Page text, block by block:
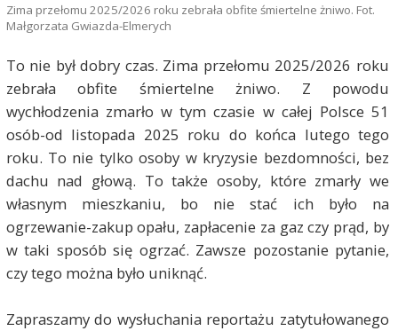
Zima przełomu 2025/2026 roku zebrała obfite śmiertelne żniwo. Fot.
Małgorzata Gwiazda-Elmerych
To nie był dobry czas. Zima przełomu 2025/2026 roku
zebrała obfite śmiertelne żniwo. Z powodu
wychłodzenia zmarło w tym czasie w całej Polsce 51
osób-od listopada 2025 roku do końca lutego tego
roku. To nie tylko osoby w kryzysie bezdomności, bez
dachu nad głową. To także osoby, które zmarły we
własnym mieszkaniu, bo nie stać ich było na
ogrzewanie-zakup opału, zapłacenie za gaz czy prąd, by
w taki sposób się ogrzać. Zawsze pozostanie pytanie,
czy tego można było uniknąć.
Zapraszamy do wysłuchania reportażu zatytułowanego